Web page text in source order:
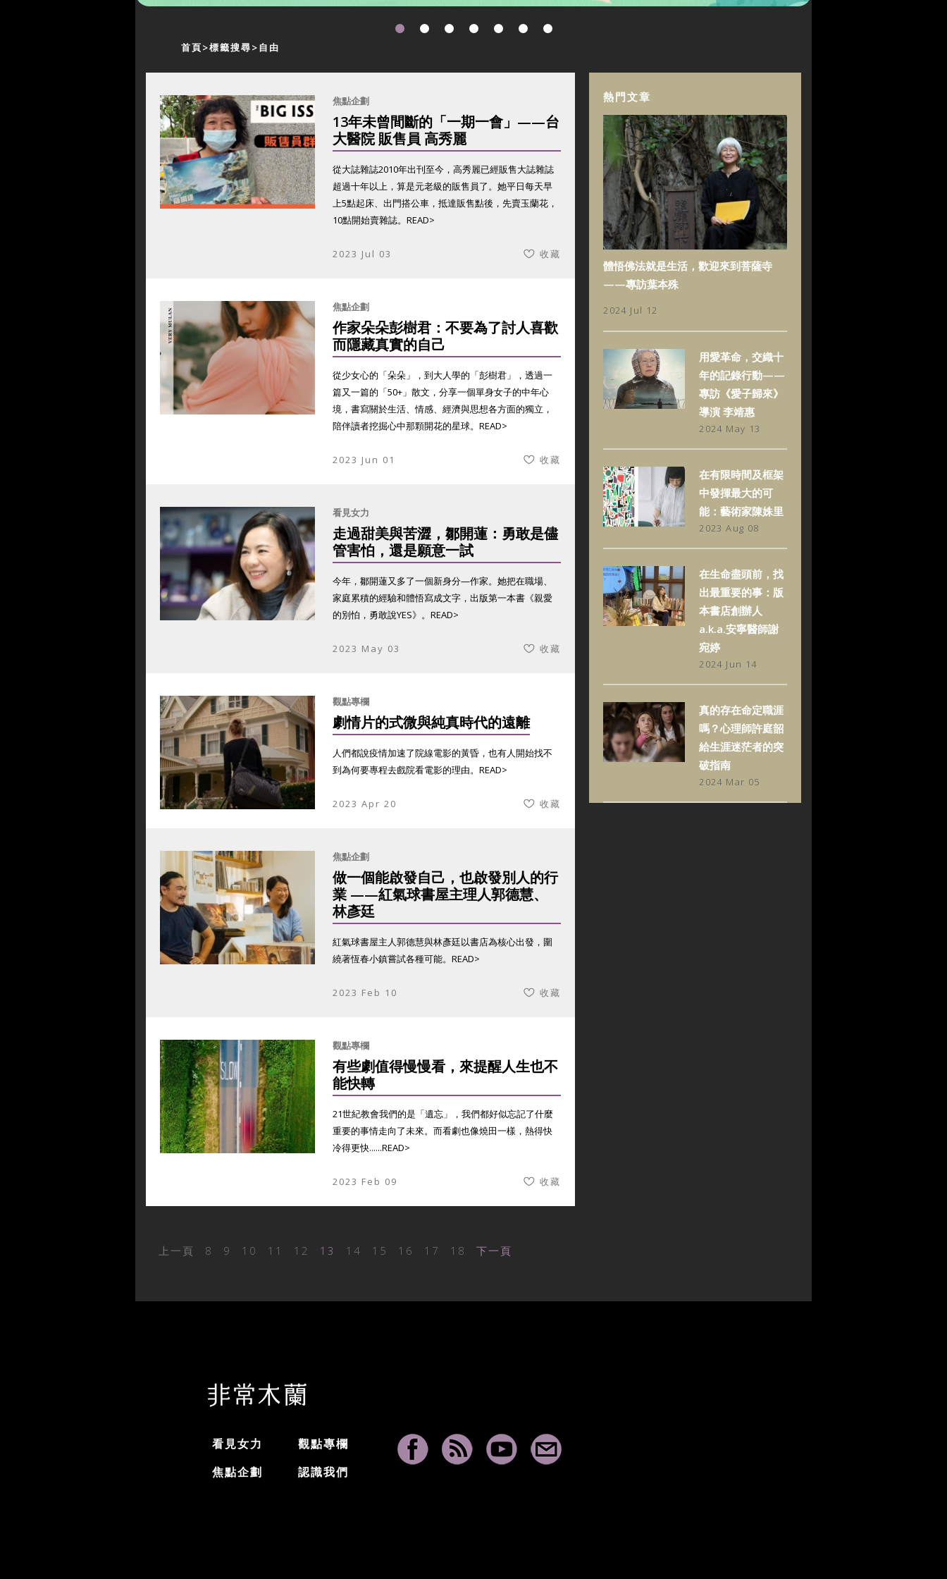
首頁 標籤搜尋 自由
焦點企劃
13年未曾間斷的「一期一會」——台
大醫院 販售員 高秀麗
從大誌雜誌2010年出刊至今，高秀麗已經販售大誌雜誌
超過十年以上，算是元老級的販售員了。她平日每天早
上5點起床、出門搭公車，抵達販售點後，先賣玉蘭花，
10點開始賣雜誌。 READ>
2023 Jul 03 收藏
焦點企劃
作家朵朵彭樹君：不要為了討人喜歡
而隱藏真實的自己
從少女心的「朵朵」，到大人學的「彭樹君」，透過一
篇又一篇的「50+」散文，分享一個單身女子的中年心
境，書寫關於生活、情感、經濟與思想各方面的獨立，
陪伴讀者挖掘心中那顆開花的星球。 READ>
2023 Jun 01 收藏
看見女力
走過甜美與苦澀，鄒開蓮：勇敢是儘
管害怕，還是願意一試
今年，鄒開蓮又多了一個新身分—作家。她把在職場、
家庭累積的經驗和體悟寫成文字，出版第一本書《親愛
的別怕，勇敢說YES》。 READ>
2023 May 03 收藏
觀點專欄
劇情片的式微與純真時代的遠離
人們都說疫情加速了院線電影的黃昏，也有人開始找不
到為何要專程去戲院看電影的理由。 READ>
2023 Apr 20 收藏
焦點企劃
做一個能啟發自己，也啟發別人的行
業 ——紅氣球書屋主理人郭德慧、
林彥廷
紅氣球書屋主人郭德慧與林彥廷以書店為核心出發，圍
繞著恆春小鎮嘗試各種可能。 READ>
2023 Feb 10 收藏
觀點專欄
有些劇值得慢慢看，來提醒人生也不
能快轉
21世紀教會我們的是「遺忘」，我們都好似忘記了什麼
重要的事情走向了未來。而看劇也像燒田一樣，熱得快
冷得更快......READ>
2023 Feb 09 收藏
上一頁 8 9 10 11 12 13 14 15 16 17 18 下一頁
熱門文章
體悟佛法就是生活，歡迎來到菩薩寺
——專訪葉本殊
2024 Jul 12
用愛革命，交織十
年的記錄行動——
專訪《愛子歸來》
導演 李靖惠
2024 May 13
在有限時間及框架
中發揮最大的可
能：藝術家陳姝里
2023 Aug 08
在生命盡頭前，找
出最重要的事：版
本書店創辦人
a.k.a.安寧醫師謝
宛婷
2024 Jun 14
真的存在命定職涯
嗎？心理師許庭韶
給生涯迷茫者的突
破指南
2024 Mar 05
看見女力
觀點專欄
焦點企劃
認識我們